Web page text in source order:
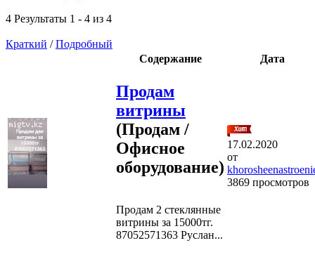
4 Результаты 1 - 4 из 4
Краткий /Подробный
Содержание
Дата
Продам
витрины
(Продам /
Офисное
оборудование)
Продам 2 стеклянные
витрины за 15000тг.
87052571363 Руслан...
17.02.2020
от
3869 просмотров